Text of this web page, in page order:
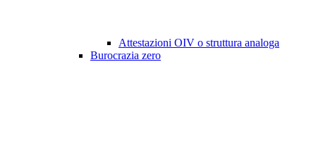
Attestazioni OIV o struttura analoga
Burocrazia zero